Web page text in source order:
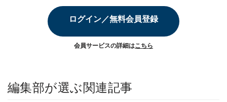
ログイン／無料会員登録
会員サービスの詳細はこちら
編集部が選ぶ関連記事